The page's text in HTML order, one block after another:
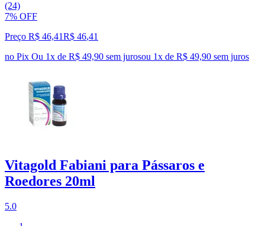
(24)
7% OFF
Preço R$ 46,41R$ 46,41
no Pix Ou 1x de R$ 49,90 sem jurosou 1x de R$ 49,90 sem juros
Vitagold Fabiani para Pássaros e
Roedores 20ml
5.0